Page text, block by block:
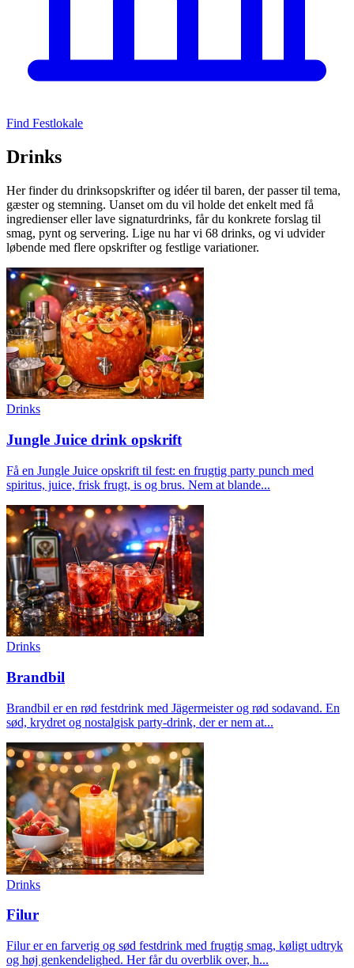
Find Festlokale
Drinks
Her finder du drinksopskrifter og idéer til baren, der passer til tema,
gæster og stemning. Uanset om du vil holde det enkelt med få
ingredienser eller lave signaturdrinks, får du konkrete forslag til
smag, pynt og servering. Lige nu har vi 68 drinks, og vi udvider
løbende med flere opskrifter og festlige variationer.
Drinks
Jungle Juice drink opskrift
Få en Jungle Juice opskrift til fest: en frugtig party punch med
spiritus, juice, frisk frugt, is og brus. Nem at blande...
Drinks
Brandbil
Brandbil er en rød festdrink med Jägermeister og rød sodavand. En
sød, krydret og nostalgisk party-drink, der er nem at...
Drinks
Filur
Filur er en farverig og sød festdrink med frugtig smag, køligt udtryk
og høj genkendelighed. Her får du overblik over, h...